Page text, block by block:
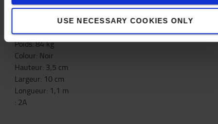
USE NECESSARY COOKIES ONLY
permanente.
Poids:84kg
Colour: Noir
Hauteur: 3,5 cm
Largeur: 10 cm
Longueur: 1,1 m
: 2A